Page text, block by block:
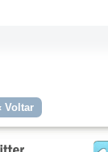
. . . . . . . . . . . . . . . . . . . . . . . . . . . . . . . . . . . . . . .